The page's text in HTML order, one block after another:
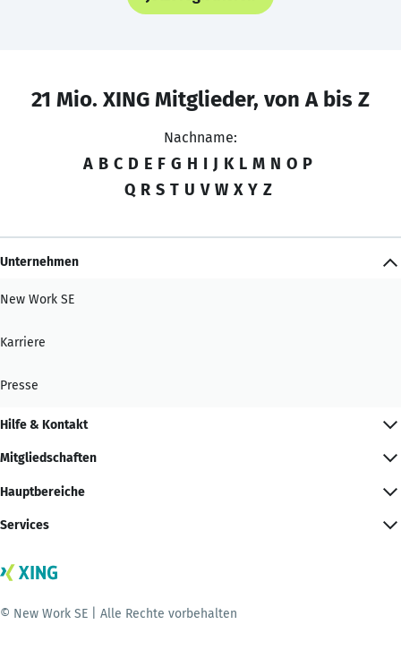
21 Mio. XING Mitglieder, von A bis Z
Nachname:
A B C D E F G H I J K L M N O P
Q R S T U V W X Y Z
Unternehmen
New Work SE
Karriere
Presse
Hilfe & Kontakt
Mitgliedschaften
Hauptbereiche
Services
© New Work SE | Alle Rechte vorbehalten